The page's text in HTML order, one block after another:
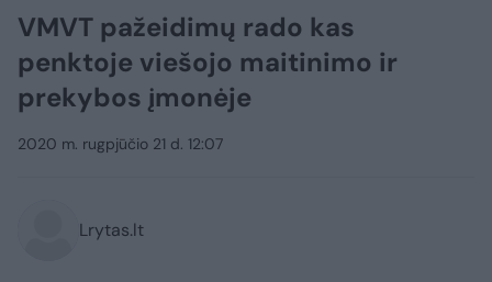
VMVT pažeidimų rado kas
penktoje viešojo maitinimo ir
prekybos įmonėje
2020 m. rugpjūčio 21 d. 12:07
Lrytas.lt